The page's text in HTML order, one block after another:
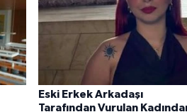
Eski Erkek Arkadaşı
Tarafından Vurulan